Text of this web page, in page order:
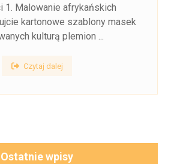
1. Malowanie afrykańskich
kartonowe szablony masek
kulturą plemion ...
Czytaj dalej
Ostatnie wpisy